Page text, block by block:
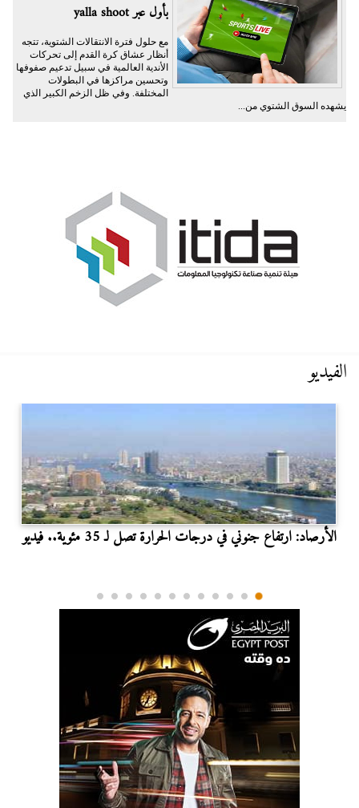
بأول عبر yalla shoot
مع حلول فترة الانتقالات الشتوية، تتجه
أنظار عشاق كرة القدم إلى تحركات
الأندية العالمية في سبيل تدعيم صفوفها
وتحسين مراكزها في البطولات
المختلفة. وفي ظل الزخم الكبير الذي
يشهده السوق الشتوي من...
الفيديو
الأرصاد: ارتفاع جنوني في درجات الحرارة تصل لـ 35 مئوية.. فيديو